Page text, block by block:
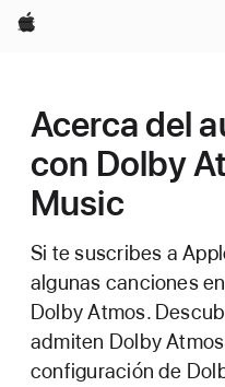
Apple
Acerca del
con Dolby
Music
Si te suscribes a
algunas canciones
Dolby Atmos.
admiten Dolby
configuración de